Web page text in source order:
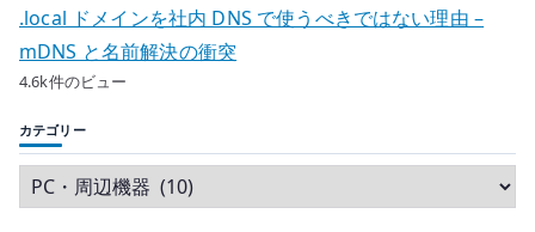
.local ドメインを社内 DNS で使うべきではない理由 –
mDNS と名前解決の衝突
4.6k件のビュー
カテゴリー